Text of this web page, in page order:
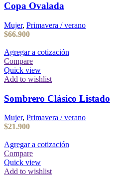
Copa Ovalada
Mujer, Primavera / verano
$66.900
Agregar a cotización
Compare
Quick view
Add to wishlist
Sombrero Clásico Listado
Mujer, Primavera / verano
$21.900
Agregar a cotización
Compare
Quick view
Add to wishlist